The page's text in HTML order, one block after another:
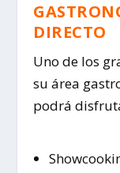
DIRECTO
Uno de los
su área
podrá